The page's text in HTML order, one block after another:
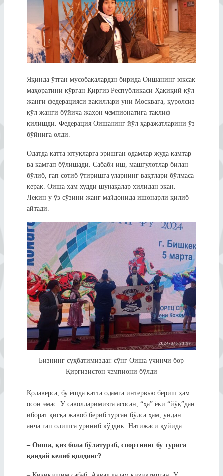
Яқинда ўтган мусобақалардан бирида Оишанинг юксак
маҳоратини кўрган Қирғиз Республикаси Ҳақиқий қўл
жанги федерацияси вакиллари уни Москвага, қуролсиз
қўл жанги бўйича жаҳон чемпионатига таклиф
қилишди. Федерация Оишанинг йўл ҳаражатларини ўз
бўйнига олди.
Одатда катта ютуқларга эришган одамлар жуда камтар
ва камгап бўлишади. Сабаби иш, машғулотлар билан
бўлиб, гап сотиб ўтиришга уларнинг вақтлари бўлмаса
керак. Оиша ҳам худди шунақалар хилидан экан.
Лекин у ўз сўзини жанг майдонида ишонарли қилиб
айтади.
Бизнинг суҳбатимиздан сўнг Оиша учинчи бор
Қирғизистон чемпиони бўлди
Қолаверса, бу ёшда катта одамга интервью бериш ҳам
осон эмас. У саволларимизга асосан, “ҳа” ёки “йўқ”дан
иборат қисқа жавоб бериб турган бўлса ҳам, ундан
анча гап олишга уриниб кўрдик. Натижаси қуйида.
– Оиша, қиз бола бўлатуриб, спортнинг бу турига
қандай келиб қолдинг?